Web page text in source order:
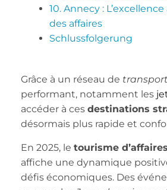
10. Annecy :
des affaires
Schlussfolgerung
Grâce à un réseau de
performant, notamment les
accéder à ces destinations
désormais plus rapide et
En 2025, le tourisme d’affaires
affiche une dynamique
défis économiques. Des